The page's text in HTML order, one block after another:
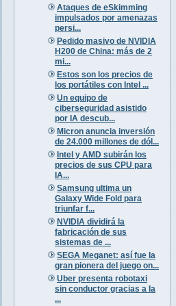
Ataques de eSkimming
impulsados por amenazas
persi...
Pedido masivo de NVIDIA
H200 de China: más de 2
mi...
Estos son los precios de
los portátiles con Intel ...
Un equipo de
ciberseguridad asistido
por IA descub...
Micron anuncia inversión
de 24.000 millones de dól...
Intel y AMD subirán los
precios de sus CPU para
IA...
Samsung ultima un
Galaxy Wide Fold para
triunfar f...
NVIDIA dividirá la
fabricación de sus
sistemas de ...
SEGA Meganet: así fue la
gran pionera del juego on...
Uber presenta robotaxi
sin conductor gracias a la
...